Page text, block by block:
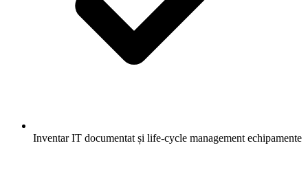
Inventar IT documentat și life-cycle management echipamente